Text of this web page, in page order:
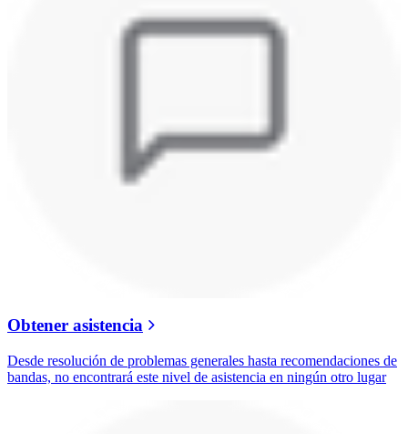
Obtener asistencia
Desde resolución de problemas generales hasta recomendaciones de
bandas, no encontrará este nivel de asistencia en ningún otro lugar